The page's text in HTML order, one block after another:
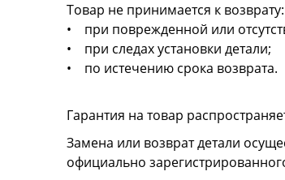
Товар не принимается к возврату:
• при поврежденной или
• при следах установки детали;
• по истечению срока возврата.
Гарантия на товар
Замена или возврат детали
официально